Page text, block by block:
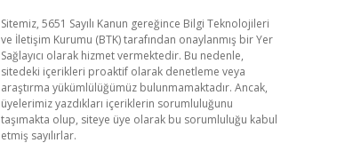
Sitemiz, 5651 Sayılı Kanun gereğince Bilgi Teknolojileri
ve İletişim Kurumu (BTK) tarafından onaylanmış bir Yer
Sağlayıcı olarak hizmet vermektedir. Bu nedenle,
sitedeki içerikleri proaktif olarak denetleme veya
araştırma yükümlülüğümüz bulunmamaktadır. Ancak,
üyelerimiz yazdıkları içeriklerin sorumluluğunu
taşımakta olup, siteye üye olarak bu sorumluluğu kabul
etmiş sayılırlar.